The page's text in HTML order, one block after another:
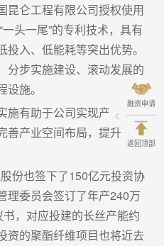
昆仑工程有限公司授权使用
一头一尾”的专利技术，具有
入、低能耗等突出优势。
分步实施建设、滚动发展的
施。
施有助于公司实现产业链一
善产业空间布局，提升企业
份也签下了150亿元投资协
理委员会签订了年产240万
，对应投建的长丝产能约
资的聚酯纤维项目也将近去
融资申请
返回顶部